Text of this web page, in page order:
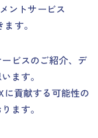
ントサービス
す。
ビスのご紹介、デ
ます。
に貢献する可能性の
ます。